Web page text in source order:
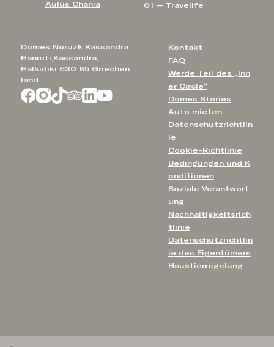
Domes Noruzk Kassandra
Hanioti,Kassandra,
Halkidiki 630 85 Griechen
land
Kontakt
FAQ
Werde Teil des „Inn
er Circle“
Domes Stories
Auto mieten
Datenschutzrichtlin
ie
Cookie-Richtlinie
Bedingungen und K
onditionen
Soziale Verantwort
ung
Nachhaltigkeitsrich
tlinie
Datenschutzrichtlin
ie des Eigentümers
Haustierregelung
01 — Travelife
Aulūs Chania